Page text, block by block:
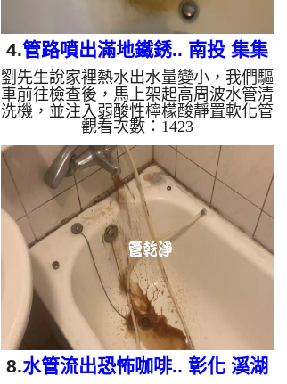
4.管路噴出滿地鐵銹.. 南投 集集
明水路 水管清洗
劉先生說家裡熱水出水量變小，我們驅
車前往檢查後，馬上架起高周波水管清
洗機，並注入弱酸性檸檬酸靜置軟化管
垢。 不出所料，螺旋波模式一啟動，
管路瞬間噴出髒水，一下變成「鐵鏽
水」，不一會兒就滿地是鐵銹！這就是
長年累積在管壁的泥沙與鐵鏽。經過兩
個小時的奮鬥，出水變乾淨熱水出水量
也恢復了。 為什麼水管需要定期「大
掃除」？ 管壁髒汙靠一般水壓難以清
除，不同的水質也會產生不同的「色彩
反應」： 咖啡色（鐵鏽/泥沙）： 常見
於自來水管線老化。 石油黑（氧化
錳）： 抽取地下水常見的黑色...
觀看次數：1423
8.水管流出恐怖咖啡.. 彰化 溪湖